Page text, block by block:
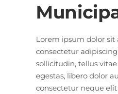
Lorem ipsum dolor sit
consectetur adipiscing
sollicitudin, tellus
egestas, libero dolor
consectetur neque elit